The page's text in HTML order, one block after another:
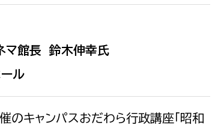
盤
生涯学習課
スポーツ課
マ館長 鈴木伸幸氏
ル
キャンパスおだわら行政講座「昭和